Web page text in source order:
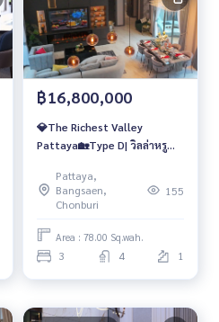
฿16,800,000
💎The Richest Valley
Pattaya🏡Type D| วิลล่าหรู
หลัง + ทีวี 80” ในราคาเพียง
16.8 ล้าน คุ้มเกินคาด!
Pattaya,
Bangsaen,
Chonburi
155
Area : 78.00 Sq.wah.
3 4 1